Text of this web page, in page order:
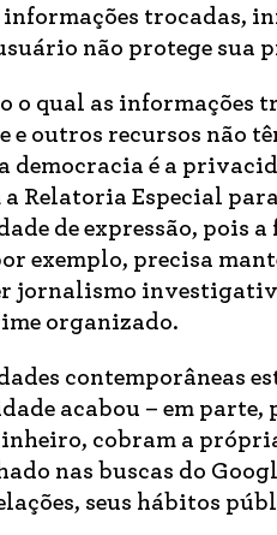
trocadas,
não protege sua
o qual as informações
e outros recursos não
democracia é a
Relatoria Especial
de expressão, pois
exemplo, precisa
jornalismo
organizado.
contemporâneas
acabou – em parte,
cobram a própria
nas buscas do
seus hábitos